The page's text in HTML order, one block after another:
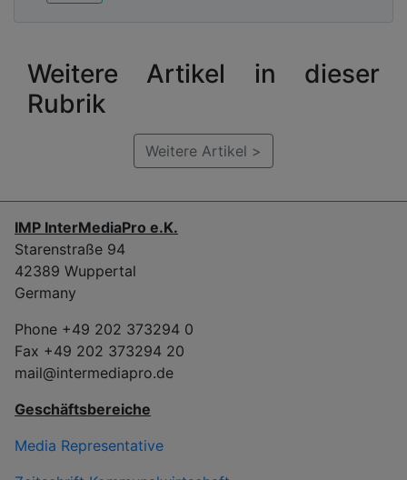
Weitere Artikel in dieser
Rubrik
Weitere Artikel >
IMP InterMediaPro e.K.
Starenstraße 94
42389 Wuppertal
Germany
Phone +49 202 373294 0
Fax +49 202 373294 20
mail@intermediapro.de
Geschäftsbereiche
Media Representative